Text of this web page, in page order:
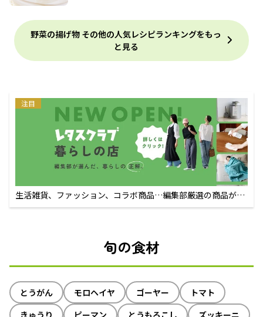
野菜の揚げ物 その他の人気レシピランキングをもっ
と見る
注目
生活雑貨、ファッション、コラボ商品…編集部厳選の商品が買
えるECサイト
旬の食材
とうがん モロヘイヤ ゴーヤー
トマト
きゅうり
ピーマン とうもろこし ズッキーニ